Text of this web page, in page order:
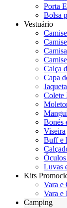
Porta
Bolsa
Vestuário
Calça
Capa
Colete
Bonés
Viseira
Buff e
Luvas
Kits
Vara e
Vara e
Camping